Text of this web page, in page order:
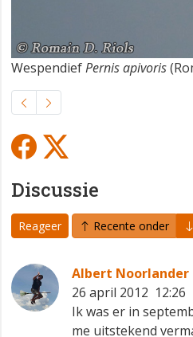
WespendiefPernis apivoris
Discussie
Reageer Recente onder
Albert Noorlander
26 april 2012 12:26
Ik was er in
me uitstekend